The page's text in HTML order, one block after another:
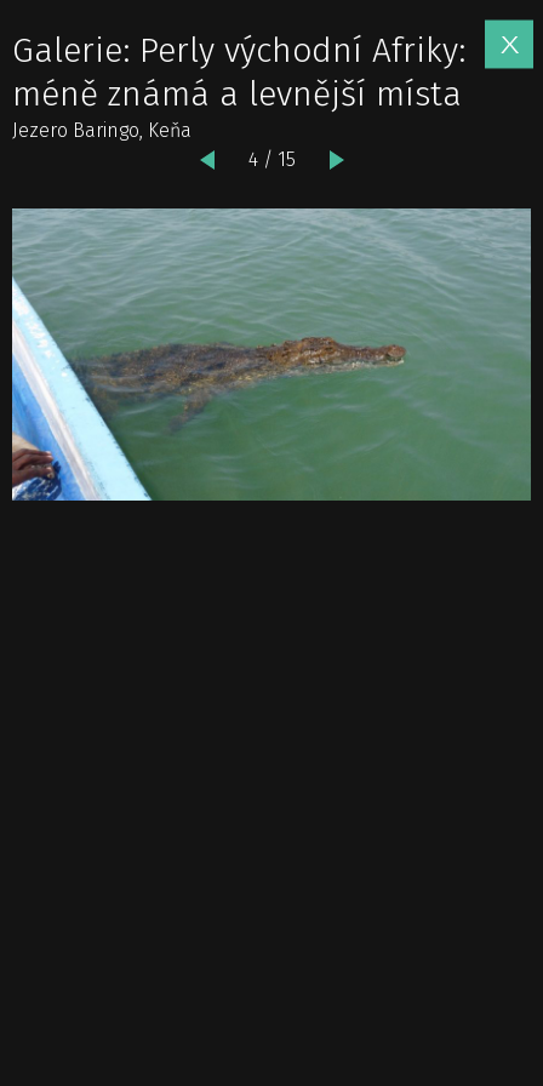
Galerie: Perly východní Afriky:
méně známá a levnější místa
Jezero Baringo, Keňa
4 / 15